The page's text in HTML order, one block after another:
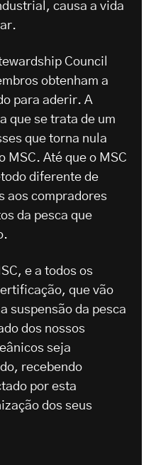
causa a vida
Council
obtenham a
para aderir. A
que se trata de um
que torna nula
MSC. Até que o MSC
diferente de
aos compradores
da pesca que
e a todos os
que vão
suspensão da pesca
dos nossos
seja
recebendo
por esta
dos seus